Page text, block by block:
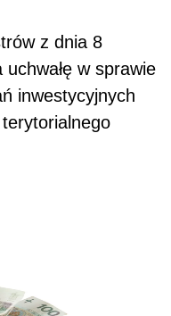
z dnia 8
w sprawie
inwestycyjnych